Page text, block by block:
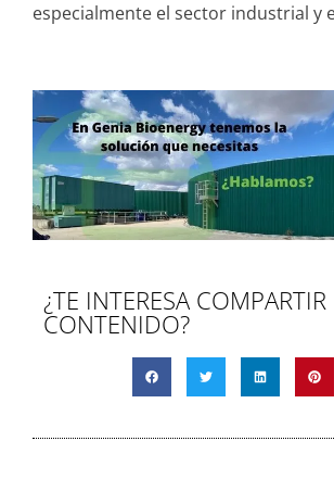
especialmente el sector industrial y
¿TE INTERESA COMPARTIR
CONTENIDO?